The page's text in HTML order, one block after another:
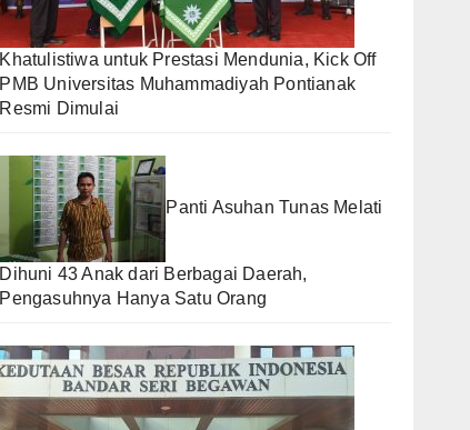
Khatulistiwa untuk Prestasi Mendunia, Kick Off
PMB Universitas Muhammadiyah Pontianak
Resmi Dimulai
Panti Asuhan Tunas Melati
Dihuni 43 Anak dari Berbagai Daerah,
Pengasuhnya Hanya Satu Orang